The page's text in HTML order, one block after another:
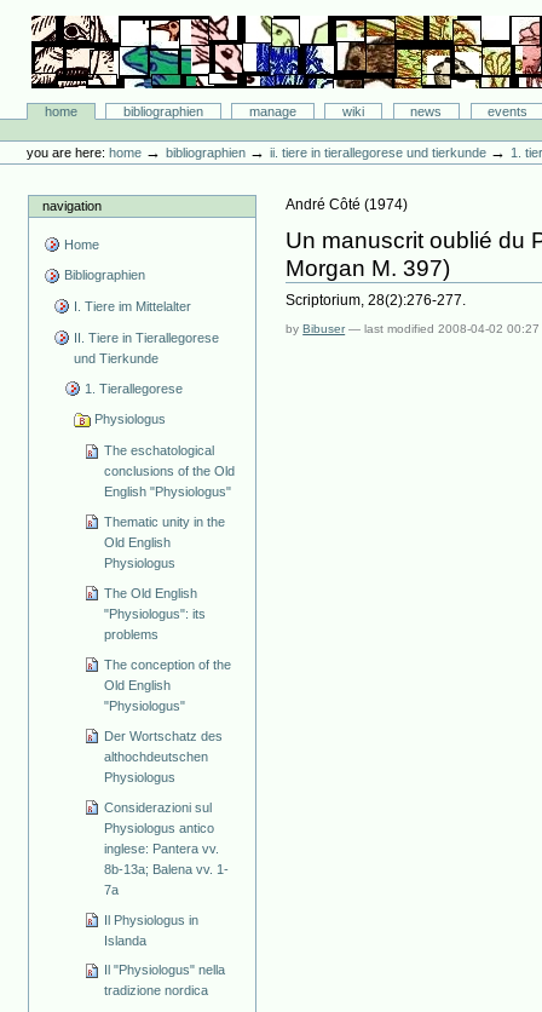
content.
navigation
Bibliographie-Portal
Sectionshome bibliographien manage wiki news
events
tools
you are here: home →bibliographien →ii. tiere in tierallegorese und tierkunde →1.
navigation
Home
Bibliographien
I. Tiere im Mittelalter
II. Tiere in Tierallegorese
und Tierkunde
1. Tierallegorese
Physiologus
The eschatological
conclusions of the Old
English "Physiologus"
Thematic unity in the
Old English
Physiologus
The Old English
"Physiologus": its
problems
The conception of the
Old English
"Physiologus"
Der Wortschatz des
althochdeutschen
Physiologus
Considerazioni sul
Physiologus antico
inglese: Pantera vv.
8b-13a; Balena vv. 1-
7a
Il Physiologus in
Islanda
Il "Physiologus" nella
tradizione nordica
André Côté (1974)
Un manuscrit oublié du
Morgan M. 397)
Scriptorium, 28(2):276-277.
byBibuser —last modified2008-04-02 00:27